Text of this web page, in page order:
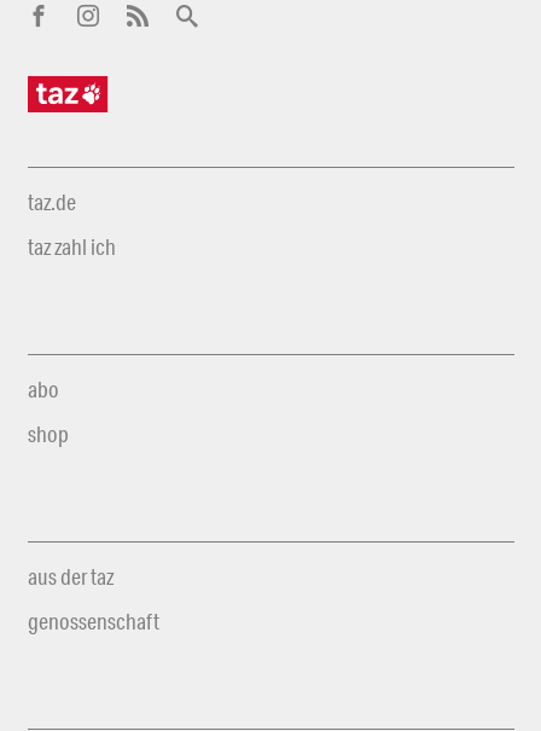
taz.de
taz zahl ich
abo
shop
aus der taz
genossenschaft